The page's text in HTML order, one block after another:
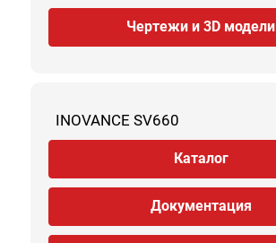
Чертежи и 3D модели
INOVANCE SV660
Каталог
Документация